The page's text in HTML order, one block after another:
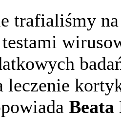
trafialiśmy
testami
leczenie
Beata